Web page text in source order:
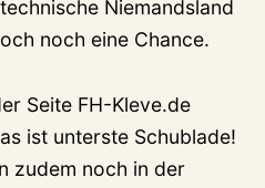
Niemandsland
noch eine Chance.
Seite FH-Kleve.de
ist unterste Schublade!
zudem noch in der